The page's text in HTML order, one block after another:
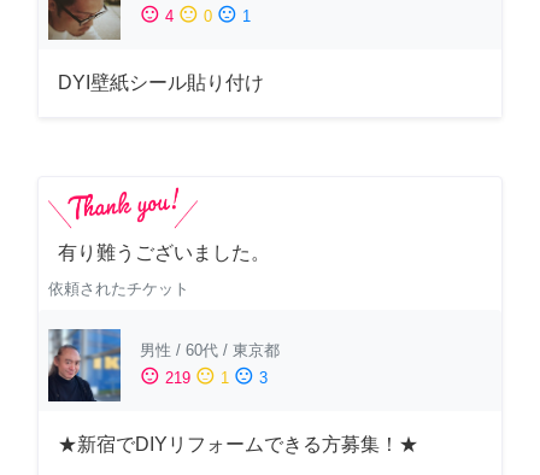
sentiment_satisfied 4 sentiment_neutral 0 sentiment_dissatisfied 1
DYI壁紙シール貼り付け
有り難うございました。
依頼されたチケット
男性 / 60代 / 東京都
sentiment_satisfied 219 sentiment_neutral 1 sentiment_dissatisfied 3
★新宿でDIYリフォームできる方募集！★